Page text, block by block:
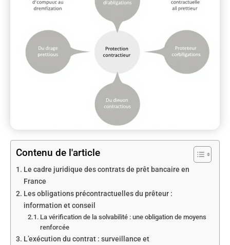
Contenu de l'article
Le cadre juridique des contrats de prêt bancaire en
France
Les obligations précontractuelles du prêteur :
information et conseil
La vérification de la solvabilité : une obligation de moyens
renforcée
L’exécution du contrat : surveillance et